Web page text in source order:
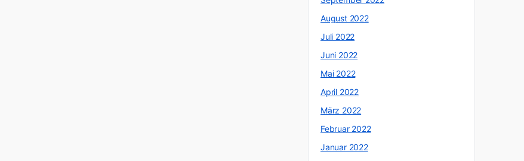
August 2022
Juli 2022
Juni 2022
Mai 2022
April 2022
März 2022
Februar 2022
Januar 2022